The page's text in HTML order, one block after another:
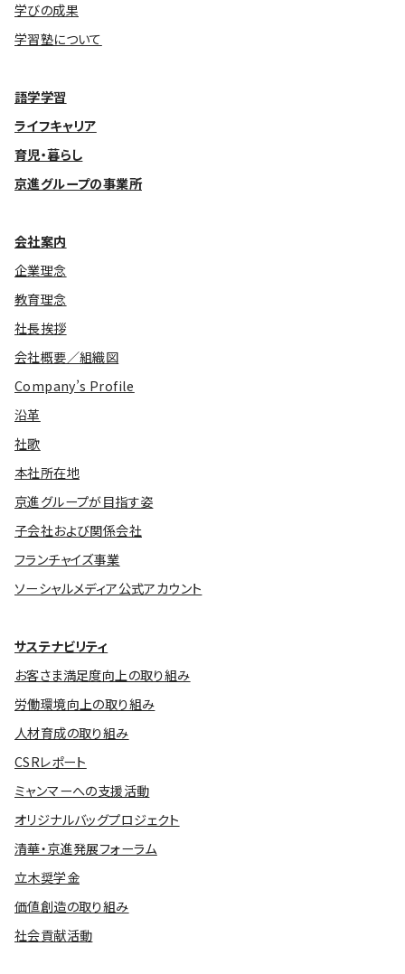
メッセージアーカイブス
学びの成果
学習塾について
語学学習
ライフキャリア
育児・暮らし
京進グループの事業所
会社案内
企業理念
教育理念
社長挨拶
会社概要／組織図
Company’s Profile
沿革
社歌
本社所在地
京進グループが目指す姿
子会社および関係会社
フランチャイズ事業
ソーシャルメディア公式アカウント
サステナビリティ
お客さま満足度向上の取り組み
労働環境向上の取り組み
人材育成の取り組み
CSRレポート
ミャンマーへの支援活動
オリジナルバッグプロジェクト
清華・京進発展フォーラム
立木奨学金
価値創造の取り組み
社会貢献活動